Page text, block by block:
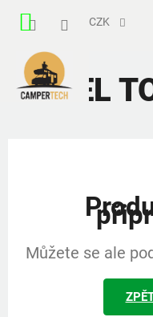
CZK
NÁKUPNÍ
DIESEL
Můžete se ale